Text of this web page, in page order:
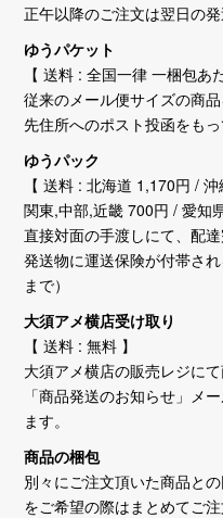
正午以降のご注文は翌日の発
ゆうパケット
【 送料 : 全国一律 一梱包あ
従来のメール便サイズの商
先住所へのポスト投函をも
ゆうパック
【 送料 : 北海道 1,170円 /
関東,中部,近畿 700円 / 愛知
直接対面の手渡しにて、配達
発送物に運送保険が付帯さ
まで）
大須アメ横店受け取り
【 送料 : 無料 】
大須アメ横店の販売レジに
「商品発送のお知らせ」メ
ます。
商品の梱包
別々にご注文頂いた商品と
をご希望の際はまとめてご